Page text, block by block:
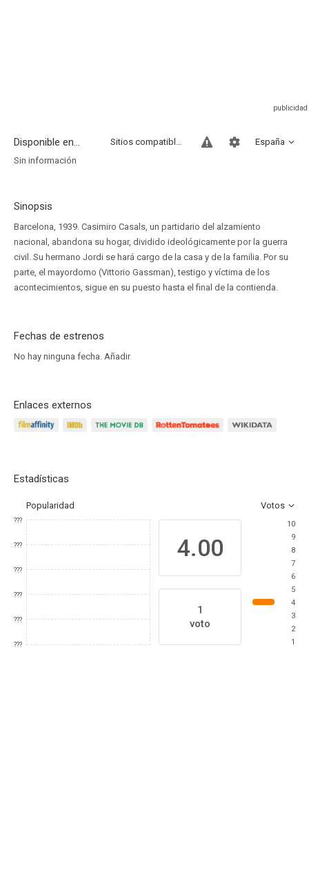
Disponible en... España
Sitios compatibles
Sin información
Sinopsis
Barcelona, 1939. Casimiro Casals, un partidario del alzamiento
nacional, abandona su hogar, dividido ideológicamente por la guerra
civil. Su hermano Jordi se hará cargo de la casa y de la familia. Por su
parte, el mayordomo (Vittorio Gassman), testigo y víctima de los
acontecimientos, sigue en su puesto hasta el final de la contienda.
Fechas de estrenos
No hay ninguna fecha. Añadir
Enlaces externos
Estadísticas
Popularidad Votos
???
???
???
???
???
???
4.00
1
voto
10
9
8
7
6
5
4
3
2
1